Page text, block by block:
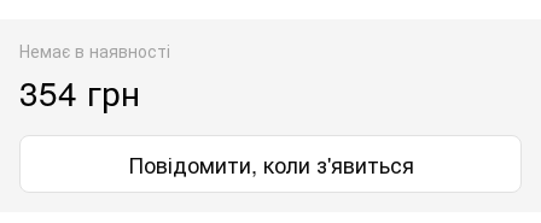
Немає в наявності
354 грн
Повідомити, коли з'явиться